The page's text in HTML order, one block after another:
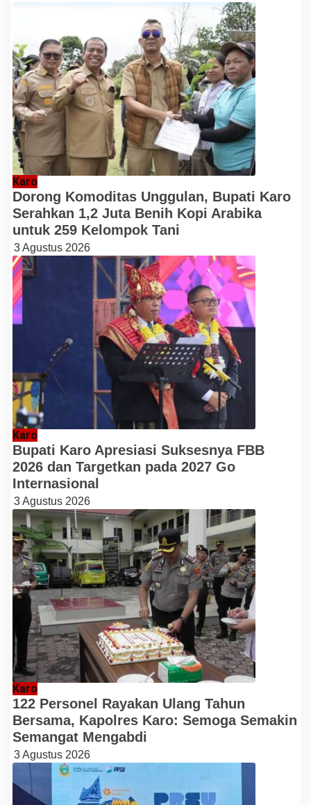
Karo
Dorong Komoditas Unggulan, Bupati Karo
Serahkan 1,2 Juta Benih Kopi Arabika
untuk 259 Kelompok Tani
3 Agustus 2026
Karo
Bupati Karo Apresiasi Suksesnya FBB
2026 dan Targetkan pada 2027 Go
Internasional
3 Agustus 2026
Karo
122 Personel Rayakan Ulang Tahun
Bersama, Kapolres Karo: Semoga Semakin
Semangat Mengabdi
3 Agustus 2026